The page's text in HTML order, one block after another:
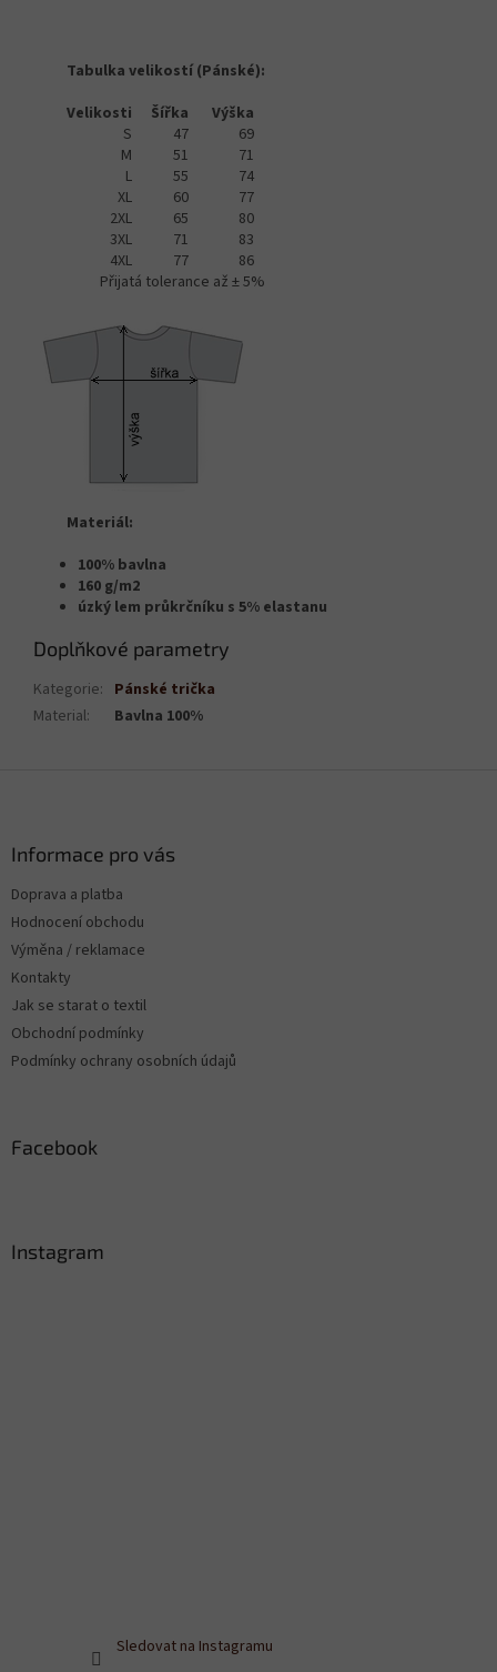
Tabulka velikostí (Pánské):
Velikosti
Šířka
Výška
S
47
69
M
51
71
L
55
74
XL
60
77
2XL
65
80
3XL
71
83
4XL
77
86
Přijatá tolerance až ± 5%
Materiál:
100% bavlna
160 g/m2
úzký lem průkrčníku s 5% elastanu
Doplňkové parametry
Kategorie: Pánské trička
Material: Bavlna 100%
Informace pro vás
Doprava a platba
Hodnocení obchodu
Výměna / reklamace
Kontakty
Jak se starat o textil
Obchodní podmínky
Podmínky ochrany osobních údajů
Facebook
Instagram
Sledovat na Instagramu